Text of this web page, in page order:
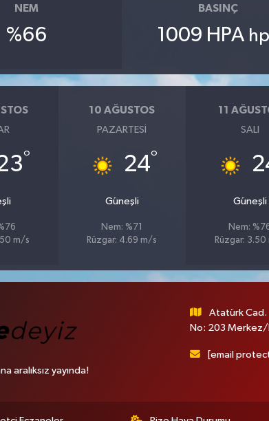
NEM
%66
BASINÇ
1009 HPA
°
m/s
10 AĞUSTOS
PAZARTESI
24°
Güneşli
Nem: %71
Rüzgar: 4.69 m/s
11
SALI
Güneşli
Nem:
Rüzgar: 3.50
aralıksız yayında!
Atatürk Cad.
No: 203 Merkez/
[email